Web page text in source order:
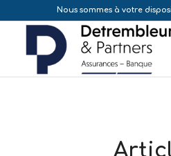
Nous sommes à votre